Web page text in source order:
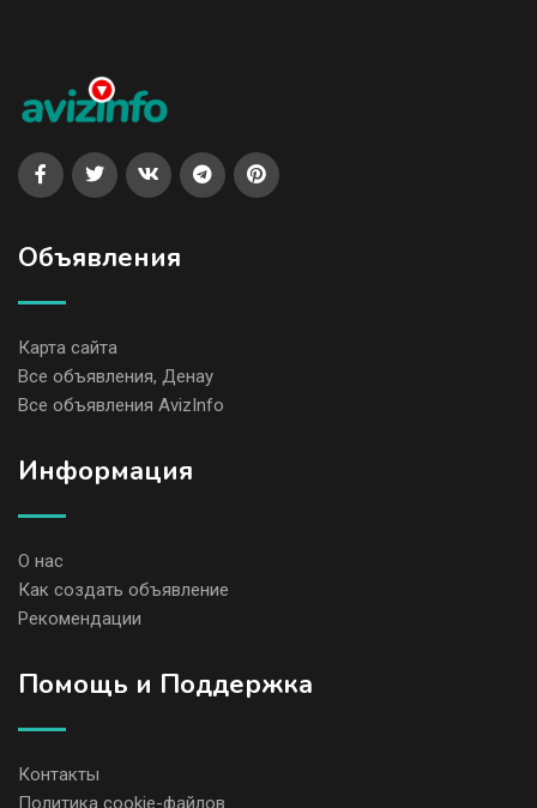
Объявления
Карта сайта
Все объявления, Денау
Все объявления AvizInfo
Информация
О нас
Как создать объявление
Рекомендации
Помощь и Поддержка
Контакты
Политика cookie-файлов